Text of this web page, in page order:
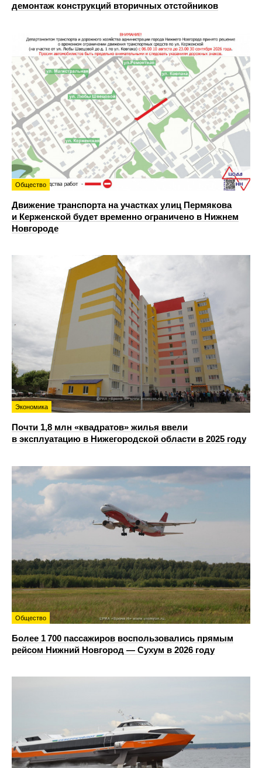
демонтаж конструкций вторичных отстойников
Общество
Движение транспорта на участках улиц Пермякова
и Керженской будет временно ограничено в Нижнем
Новгороде
Экономика
Почти 1,8 млн «квадратов» жилья ввели
в эксплуатацию в Нижегородской области в 2025 году
Общество
Более 1 700 пассажиров воспользовались прямым
рейсом Нижний Новгород — Сухум в 2026 году